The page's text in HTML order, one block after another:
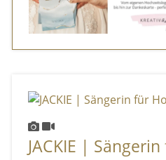
JACKIE |